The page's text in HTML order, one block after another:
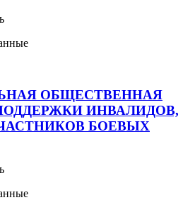
ОБЩЕСТВЕННАЯ
ИНВАЛИДОВ,
БОЕВЫХ